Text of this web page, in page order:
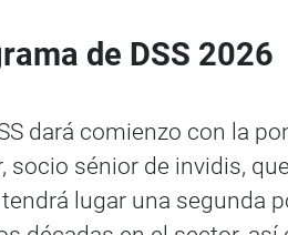
de DSS 2026
dará comienzo con la
sénior de invidis,
lugar una segunda